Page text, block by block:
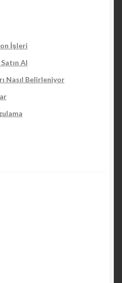
İşleri
Al
Nasıl Belirleniyor